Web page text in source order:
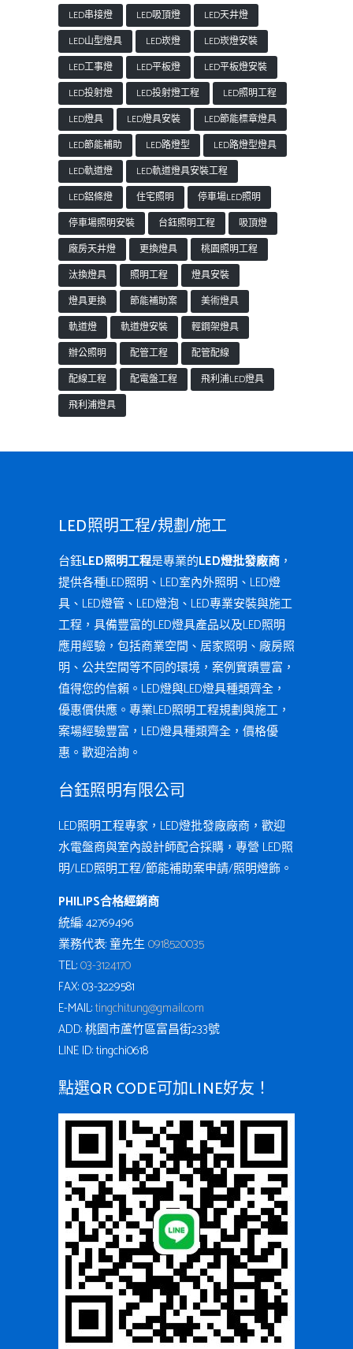
LED串接燈 LED吸頂燈
LED天井燈
LED山型燈具
LED崁燈
LED崁燈安裝
LED工事燈
LED平板燈
LED平板燈安裝
LED投射燈
LED投射燈工程
LED照明工程
LED燈具
LED燈具安裝
LED節能標章燈具
LED節能補助
LED路燈型
LED路燈型燈具
LED軌道燈
LED軌道燈具安裝工程
LED鋁條燈
住宅照明
停車場LED照明
停車場照明安裝
台鈺照明工程
吸頂燈
廠房天井燈
更換燈具
桃園照明工程
汰換燈具
照明工程
燈具安裝
燈具更換
節能補助案
美術燈具
軌道燈
軌道燈安裝
輕鋼架燈具
辦公照明
配管工程
配管配線
配線工程
配電盤工程
飛利浦LED燈具
飛利浦燈具
LED照明工程/規劃/施工
台鈺LED照明工程是專業的LED燈批發廠商 ，
提供各種LED照明、LED室內外照明、LED燈
具、LED燈管、LED燈泡、LED專業安裝與施工
工程，具備豐富的LED燈具產品以及LED照明
應用經驗，包括商業空間、居家照明、廠房照
明、公共空間等不同的環境，案例實蹟豐富，
值得您的信賴。LED燈與LED燈具種類齊全，
優惠價供應。專業LED照明工程規劃與施工，
案場經驗豐富，LED燈具種類齊全，價格優
惠。歡迎洽詢。
台鈺照明有限公司
LED照明工程專家，LED燈批發廠廠商，歡迎
水電盤商與室內設計師配合採購，專營 LED照
明/LED照明工程/節能補助案申請/照明燈飾。
PHILIPS合格經銷商
統編: 42769496
業務代表: 童先生0918520035
TEL:03-3124170
FAX: 03-3229581
E-MAIL:tingchi.tung@gmail.com
ADD: 桃園市蘆竹區富昌街233號
LINE ID: tingchi0618
點選QR CODE可加LINE好友！